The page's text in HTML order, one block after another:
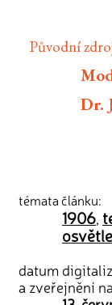
Původní
Dr.
témata článku:
1906
datum
a zveřejnění